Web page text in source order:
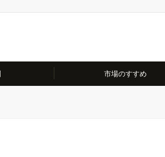
市場のすすめ